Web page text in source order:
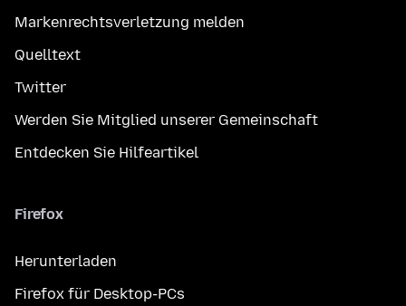
Markenrechtsverletzung melden
Quelltext
Twitter
Werden Sie Mitglied unserer Gemeinschaft
Entdecken Sie Hilfeartikel
Firefox
Herunterladen
Firefox für Desktop-PCs